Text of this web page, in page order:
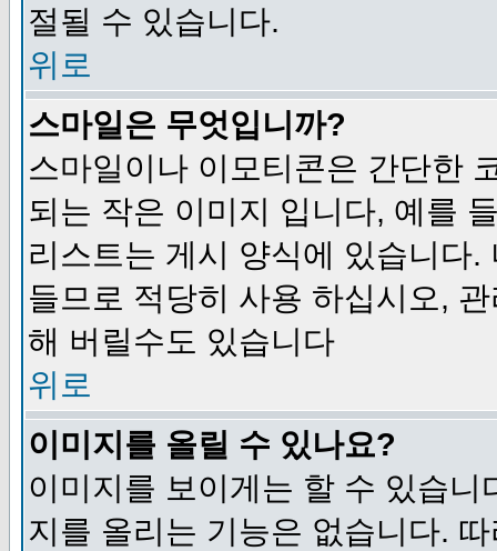
절될 수 있습니다.
위로
스마일은 무엇입니까?
스마일이나 이모티콘은 간단한
되는 작은 이미지 입니다, 예를
리스트는 게시 양식에 있습니다
들므로 적당히 사용 하십시오,
해 버릴수도 있습니다
위로
이미지를 올릴 수 있나요?
이미지를 보이게는 할 수 있습
지를 올리는 기능은 없습니다.